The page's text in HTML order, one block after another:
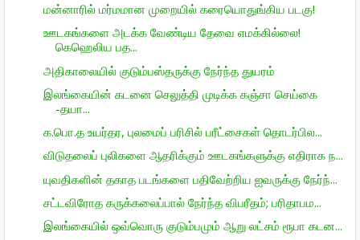
மன்னாரில் மர்மமான முறையில் கரையொதுங்கிய படகு!
ஊடகங்களை அடக்க வேண்டிய தேவை எமக்கில்லை!
கெஹெலிய பத...
அதிகாலையில் குடும்பஸ்தருக்கு நேர்ந்த துயரம்
இலங்கையின் கடனை செலுத்தி முடிக்க கஞ்சா செய்கை
-தயா...
க.பொ.த உயர்தர, புலமைப் பரிசில் பரீட்சைகள் தொடர்பில...
விடுதலைப் புலிகளை ஆதரிக்கும் ஊடகங்களுக்கு எதிராக ந...
யுவதிகளின் தகாத படங்களை பதிவேற்றிய ஐவருக்கு நேர்ந்...
சட்டவிரோத கருக்கலைப்பால் நேர்ந்த விபரீதம்; பரிதாபம...
இலங்கையில் ஒவ்வொரு குடும்பமும் ஆறு லட்சம் ரூபா கடன...